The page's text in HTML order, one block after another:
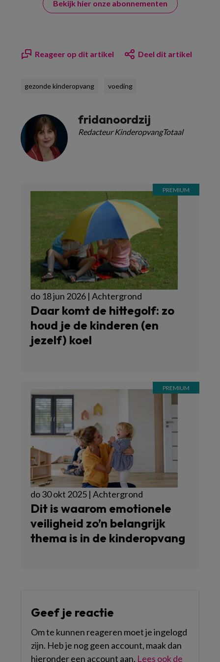
Bekijk hier onze abonnementen
Reageer op dit artikel Deel dit artikel
gezonde kinderopvang voeding
fridanoordzij
Redacteur KinderopvangTotaal
do 18 jun 2026 | Achtergrond
Daar komt de hittegolf: zo
houd je de kinderen (en
jezelf) koel
do 30 okt 2025 | Achtergrond
Dit is waarom emotionele
veiligheid zo’n belangrijk
thema is in de kinderopvang
Geef je reactie
Om te kunnen reageren moet je ingelogd
zijn. Heb je nog geen account, maak dan
hieronder een account aan. Lees ook de